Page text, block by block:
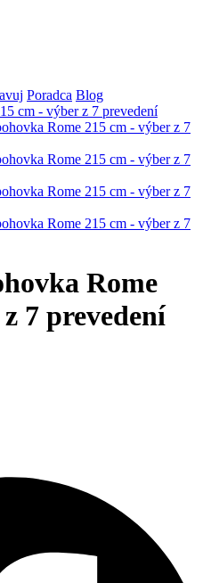
Poradca Blog
Rome
7 prevedení